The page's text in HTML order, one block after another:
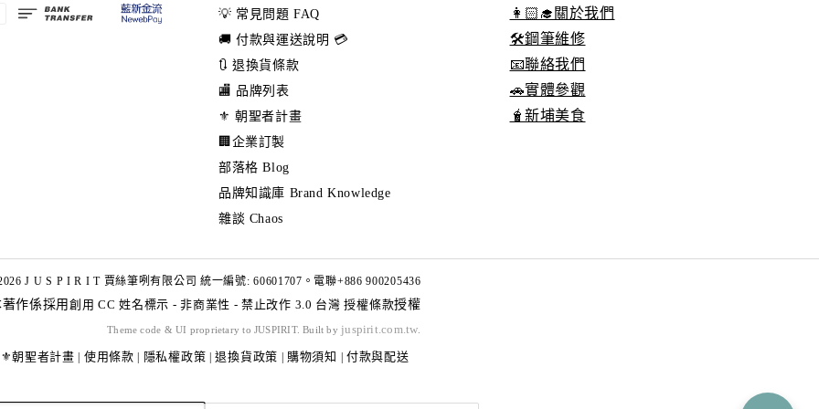
💡 常見問題 FAQ
🚚 付款與運送說明 💳
🔃 退換貨條款
🏬 品牌列表
⚜️ 朝聖者計畫
🏢企業訂製
部落格 Blog
品牌知識庫 Brand Knowledge
雜談 Chaos
👩🏻‍🎓關於我們
🛠️鋼筆維修
📧聯絡我們
🚗實體參觀
🧋新埔美食
J U S P I R I T 賈絲筆咧有限公司 統一編號: 60601707。電聯+886 900205436
著作係採用創用 CC 姓名標示 - 非商業性 - 禁止改作 3.0 台灣 授權條款授權
Theme code & UI proprietary to JUSPIRIT. Built by juspirit.com.tw
⚜️朝聖者計畫 使用條款 隱私權政策 |退換貨政策 購物須知 付款與配送